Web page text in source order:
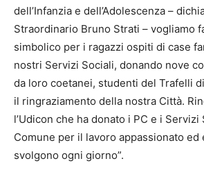
dell’Infanzia e dell’Adolescenza –
Straordinario Bruno Strati – vogliamo
simbolico per i ragazzi ospiti di case
nostri Servizi Sociali, donando nove
da loro coetanei, studenti del Trafelli
il ringraziamento della nostra Città.
l’Udicon che ha donato i PC e i Servizi
Comune per il lavoro appassionato ed
svolgono ogni giorno”.